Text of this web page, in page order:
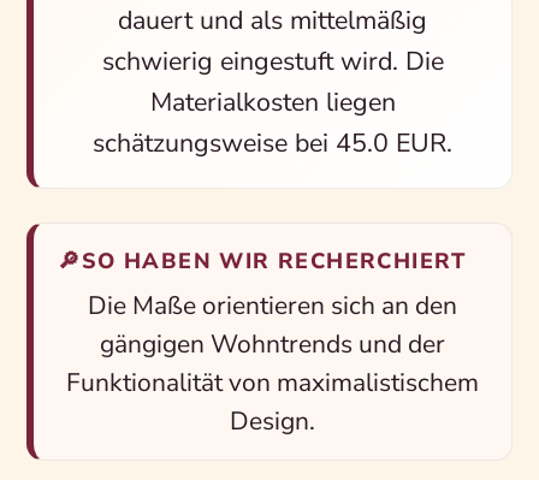
dauert und als mittelmäßig
schwierig eingestuft wird. Die
Materialkosten liegen
schätzungsweise bei 45.0 EUR.
🔎SO HABEN WIR RECHERCHIERT
Die Maße orientieren sich an den
gängigen Wohntrends und der
Funktionalität von maximalistischem
Design.